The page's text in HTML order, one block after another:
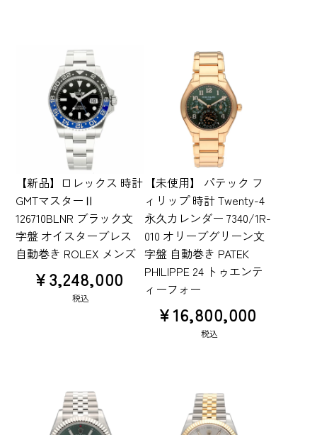
【新品】ロレックス 時計
GMTマスターⅡ
126710BLNR ブラック文
字盤 オイスターブレス
自動巻き ROLEX メンズ
¥3,248,000
税込
【未使用】 パテック フ
ィリップ 時計 Twenty-4
永久カレンダー 7340/1R-
010 オリーブグリーン文
字盤 自動巻き PATEK
PHILIPPE 24 トゥエンテ
ィーフォー
¥16,800,000
税込